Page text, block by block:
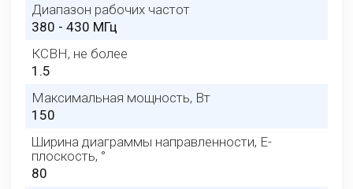
Диапазон рабочих частот
380 - 430 МГц
КСВН, не более
1.5
Максимальная мощность, Вт
150
Ширина диаграммы направленности, E-
плоскость, °
80